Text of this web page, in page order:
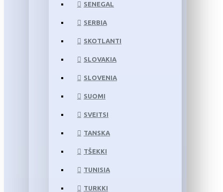
SENEGAL
SERBIA
SKOTLANTI
SLOVAKIA
SLOVENIA
SUOMI
SVEITSI
TANSKA
TŠEKKI
TUNISIA
TURKKI